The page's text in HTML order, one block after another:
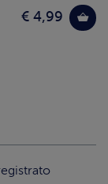
€ 4,99